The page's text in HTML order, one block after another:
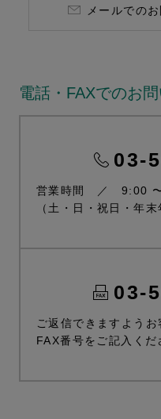
メールでの
電話・FAXでのお
03-
営業時間 ／ 9:00
（土・日・祝日・年
03-
ご返信できますようお
FAX番号をご記入くだ